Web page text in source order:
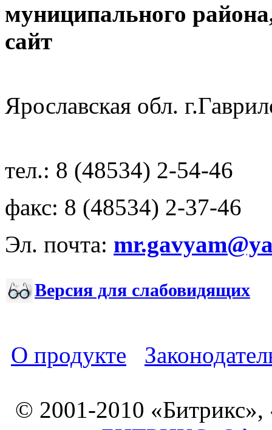
муниципального
Ярославская обл.
тел.: 8 (48534) 2-54-46
факс: 8 (48534) 2-37-46
Эл. почта:
Версия для слабовидящих
О продукте
© 2001-2010 «Битрикс»,